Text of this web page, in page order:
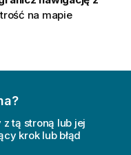
na mapie
tą stroną lub jej
krok lub błąd